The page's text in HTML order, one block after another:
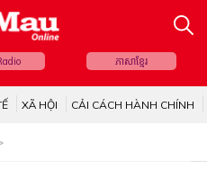
ភាសាខ្មែរ
XÃ HỘI CẢI CÁCH HÀNH CHÍNH